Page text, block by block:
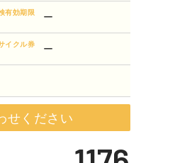
有効期限 ー
イクル券 ー
せください